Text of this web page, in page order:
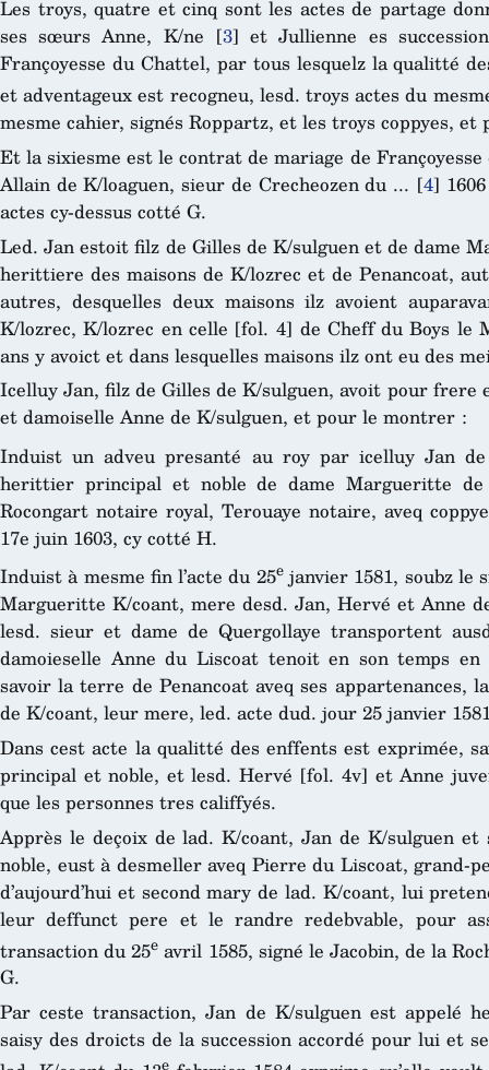
Les troys, quatre et cinq sont les actes de partage
ses sœurs Anne, K/ne [3] et Jullienne es
Françoyesse du Chattel, par tous lesquelz la qualitté
et adventageux est recogneu, lesd. troys actes du
mesme cahier, signés Roppartz, et les troys coppyes,
Et la sixiesme est le contrat de mariage de
Allain de K/loaguen, sieur de Crecheozen du ... [4]
actes cy-dessus cotté G.
Led. Jan estoit filz de Gilles de K/sulguen et de dame
herittiere des maisons de K/lozrec et de Penancoat,
autres, desquelles deux maisons ilz avoient
K/lozrec, K/lozrec en celle [fol. 4] de Cheff du Boys le
ans y avoict et dans lesquelles maisons ilz ont eu des
Icelluy Jan, filz de Gilles de K/sulguen, avoit pour
et damoiselle Anne de K/sulguen, et pour le montrer :
Induist un adveu presanté au roy par icelluy Jan
herittier principal et noble de dame Margueritte de
Rocongart notaire royal, Terouaye notaire, aveq
17e juin 1603, cy cotté H.
Induist à mesme fin l’acte du 25ejanvier 1581, soubz le
Margueritte K/coant, mere desd. Jan, Hervé et Anne
lesd. sieur et dame de Quergollaye transportent
damoieselle Anne du Liscoat tenoit en son temps
savoir la terre de Penancoat aveq ses appartenances,
de K/coant, leur mere, led. acte dud. jour 25 janvier
Dans cest acte la qualitté des enffents est exprimée,
principal et noble, et lesd. Hervé [fol. 4v] et Anne
que les personnes tres califfyés.
Apprès le deçoix de lad. K/coant, Jan de K/sulguen
noble, eust à desmeller aveq Pierre du Liscoat, grand-
d’aujourd’hui et second mary de lad. K/coant, lui
leur deffunct pere et le randre redebvable, pour
transaction du 25e avril 1585, signé le Jacobin, de la
G.
Par ceste transaction, Jan de K/sulguen est appelé
saisy des droicts de la succession accordé pour lui et
e